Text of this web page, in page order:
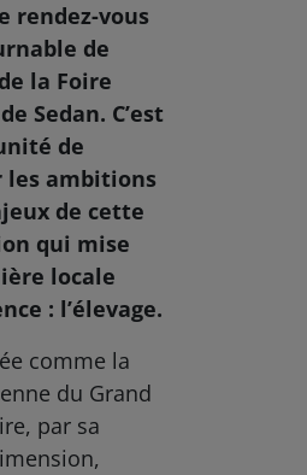
rendez-vous
de
la Foire
Sedan. C’est
de
les ambitions
de cette
qui mise
locale
: l’élevage.
comme la
du Grand
par sa